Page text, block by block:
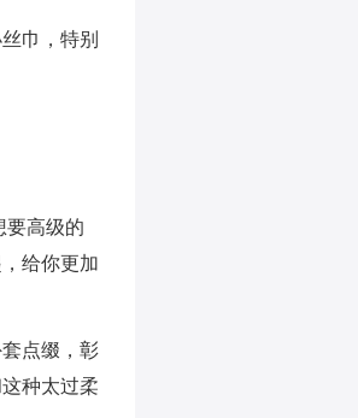
巾，特别
要高级的
给你更加
点缀，彰
种太过柔